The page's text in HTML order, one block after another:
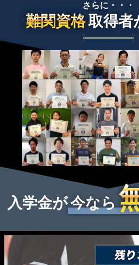
さらに・・・
難関資格取得者
入学金が今なら